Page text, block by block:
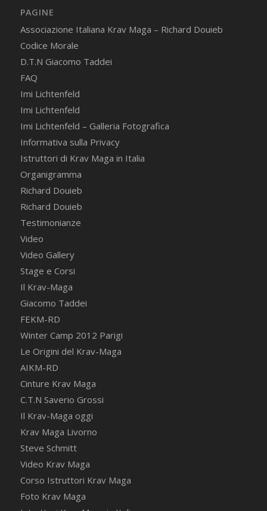
PAGINE
Associazione Italiana Krav Maga – Richard Douieb
Codice Morale
D.T.N Giacomo Taddei
FAQ
Imi Lichtenfeld
Imi Lichtenfeld
Imi Lichtenfeld – Galleria Fotografica
Informativa sulla Privacy
Istruttori di Krav Maga in Italia
Organigramma
Richard Douieb
Richard Douieb
Testimonianze
Video
Video Gallery
Stage e Corsi
Il Krav-Maga
Giacomo Taddei
FEKM-RD
Winter Camp 2012 Parigi
Le Origini del Krav-Maga
AIKM-RD
Cinture Krav Maga
C.T.N Saverio Grossi
Il Krav-Maga oggi
Krav Maga Livorno
Steve Schmitt
Video Krav Maga
Corso Istruttori Krav Maga
Foto Krav Maga